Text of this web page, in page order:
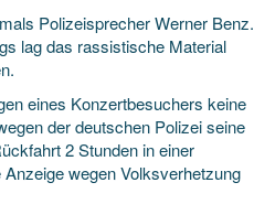
Polizeisprecher Werner Benz.
lag das rassistische Material
eines Konzertbesuchers keine
der deutschen Polizei seine
2 Stunden in einer
wegen Volksverhetzung